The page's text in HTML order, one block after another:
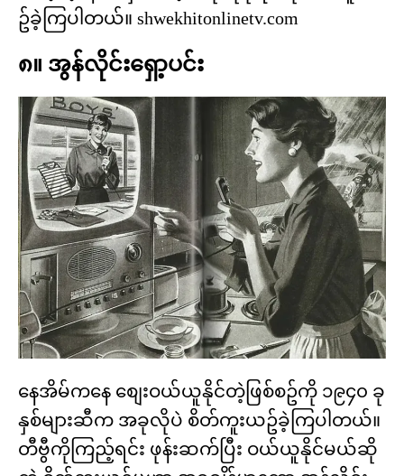
ဥ်ခဲ့ကြပါတယ်။ shwekhitonlinetv.com
၈။ အွန်လိုင်းရှော့ပင်း
နေအိမ်ကနေ စျေးဝယ်ယူနိုင်တဲ့ဖြစ်စဥ်ကို ၁၉၄၀ ခု
နှစ်များဆီက အခုလိုပဲ စိတ်ကူးယဥ်ခဲ့ကြပါတယ်။
တီဗွီကိုကြည့်ရင်း ဖုန်းဆက်ပြီး ဝယ်ယူနိုင်မယ်ဆို